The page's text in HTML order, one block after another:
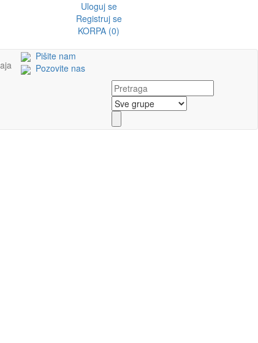
Uloguj se
Registruj se
KORPA (0)
Pišite nam
Pozovite nas